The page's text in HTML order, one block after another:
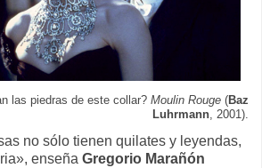
las piedras de este collar? Moulin Rouge (Baz
Luhrmann, 2001).
no sólo tienen quilates y leyendas,
enseña Gregorio Marañón